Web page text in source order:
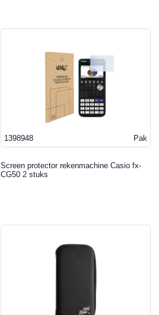
Pak
1398948
Screen protector rekenmachine Casio fx-
CG50 2 stuks